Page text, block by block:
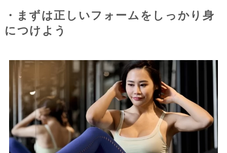
・まずは正しいフォームをしっかり身
につけよう